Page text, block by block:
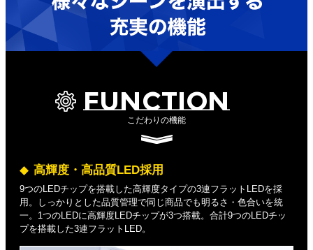
FUNCTION
こだわりの機能
高輝度・高品質LED採用
9つのLEDチップを搭載した高輝度タイプの3連フラットLEDを採
用。しっかりとした品質管理で同じ商品でも明るさ・色合いを統
一。1つのLEDに高輝度LEDチップが3つ搭載。合計9つのLEDチッ
プを搭載した3連フラットLED。